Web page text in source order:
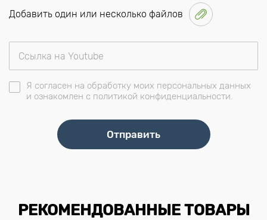
Добавить один или несколько файлов
Я согласен на обработку моих персональных данных
и ознакомлен с политикой конфиденциальности.
РЕКОМЕНДОВАННЫЕ ТОВАРЫ